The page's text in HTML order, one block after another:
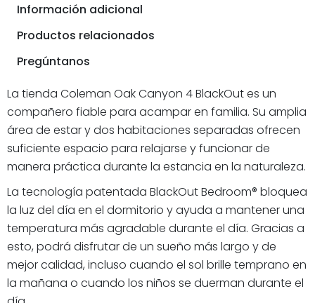
Información adicional
Productos relacionados
Pregúntanos
La tienda Coleman Oak Canyon 4 BlackOut es un
compañero fiable para acampar en familia. Su amplia
área de estar y dos habitaciones separadas ofrecen
suficiente espacio para relajarse y funcionar de
manera práctica durante la estancia en la naturaleza.
La tecnología patentada BlackOut Bedroom® bloquea
la luz del día en el dormitorio y ayuda a mantener una
temperatura más agradable durante el día. Gracias a
esto, podrá disfrutar de un sueño más largo y de
mejor calidad, incluso cuando el sol brille temprano en
la mañana o cuando los niños se duerman durante el